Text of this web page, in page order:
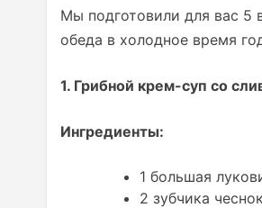
Мы подготовили для вас 5
обеда в холодное время
1. Грибной крем-суп со
Ингредиенты:
1 большая
2 зубчика